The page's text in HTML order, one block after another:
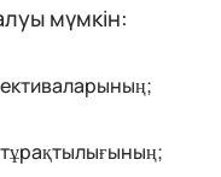
мүмкін:
тұрақтылығының;